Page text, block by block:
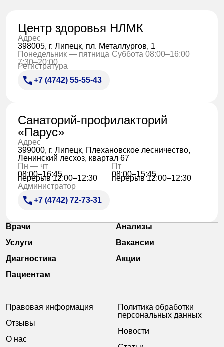
Центр здоровья НЛМК
Адрес
398005, г. Липецк, пл. Металлургов, 1
Понедельник — пятница
7:30–20:00
Суббота 08:00–16:00
Регистратура
+7 (4742) 55-55-43
Санаторий-профилакторий
«Парус»
Адрес
399000, г. Липецк, Плехановское лесничество,
Ленинский лесхоз, квартал 67
Пн — чт
08:00–16:45
перерыв 12:00–12:30
Пт
08:00–15:45
перерыв 12:00–12:30
Администратор
+7 (4742) 72-73-31
Врачи
Анализы
Услуги
Вакансии
Диагностика
Акции
Пациентам
Правовая информация
Отзывы
О нас
Политика обработки
персональных данных
Новости